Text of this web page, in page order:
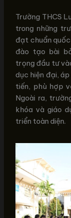
Trường THCS
trong những
đạt chuẩn
đào tạo bài
trọng đầu tư
dục hiện đại,
tiến, phù hợp
Ngoài ra,
khóa và giáo
triển toàn diện.